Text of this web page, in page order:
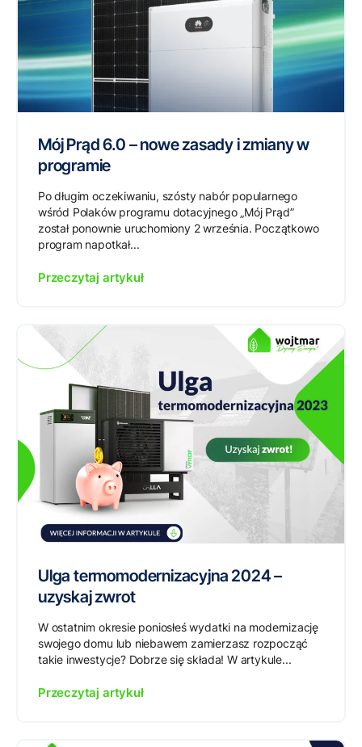
Mój Prąd 6.0 – nowe zasady i zmiany w
programie
Po długim oczekiwaniu, szósty nabór popularnego
wśród Polaków programu dotacyjnego „Mój Prąd”
został ponownie uruchomiony 2 września. Początkowo
program napotkał...
Przeczytaj artykuł
Ulga termomodernizacyjna 2024 –
uzyskaj zwrot
W ostatnim okresie poniosłeś wydatki na modernizację
swojego domu lub niebawem zamierzasz rozpocząć
takie inwestycje? Dobrze się składa! W artykule...
Przeczytaj artykuł